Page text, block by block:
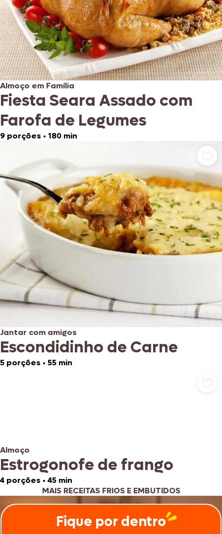
Almoço em Família
Fiesta Seara Assado com
Farofa de Legumes
9 porções • 180 min
Jantar com amigos
Escondidinho de Carne
5 porções • 55 min
Almoço
Estrogonofe de frango
4 porções • 45 min
MAIS RECEITAS FRIOS E EMBUTIDOS
Fique por dentro